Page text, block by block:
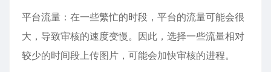
平台流量：在一些繁忙的时段，平台的流量可能会很
大，导致审核的速度变慢。因此，选择一些流量相对
较少的时间段上传图片，可能会加快审核的进程。